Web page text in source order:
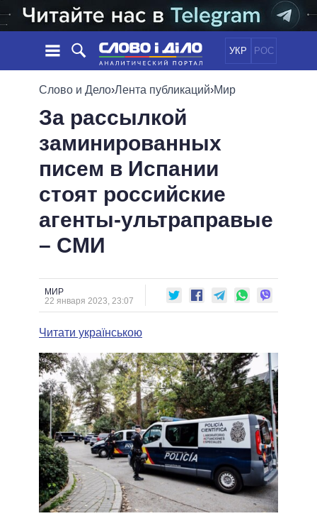
УКР РОС
НОВОСТИ
ЛЕНТА
СОБЫТИЯ
СТАТЬИ
ОБЗОРЫ
ДАЙДЖЕСТЫ
ПОЛИТИКА
ЭКОНОМИКА
ОБЩЕСТВО
МИР
ОБЕЩАНИЯ
ПОЛИТИКИ
ПРЕЗИДЕНТ И ОФИС
ВЕРХОВНАЯ РАДА
КАБИНЕТ МИНИСТРОВ
МЭРЫ
ВСЕ ПЕРСОНЫ
ИНФОГРАФИКА
ВИДЕО
СРАВНЕНИЕ ПОЛИТИКОВ
Слово и Дело›Лента публикаций›Мир
За рассылкой
заминированных
писем в Испании
стоят российские
агенты-ультраправые
– СМИ
МИР
22 января 2023, 23:07
Читати українською